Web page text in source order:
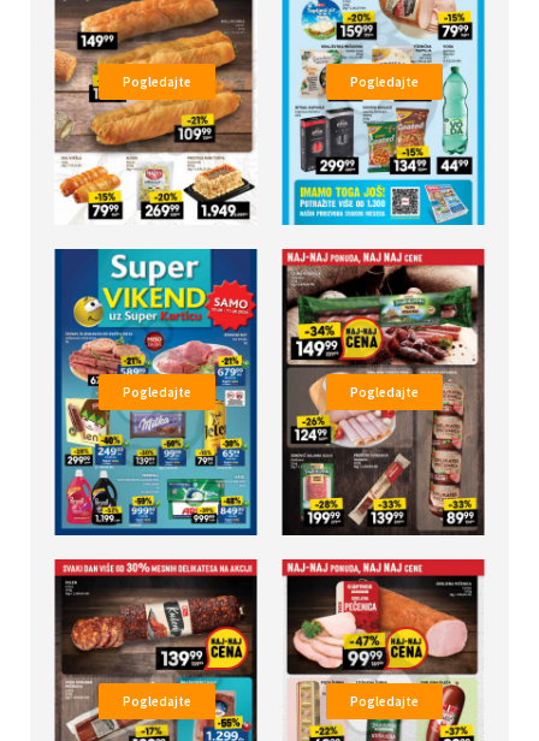
Pogledajte Pogledajte
Pogledajte Pogledajte
Pogledajte Pogledajte